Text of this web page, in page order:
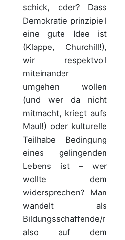
schick, oder? Dass
Demokratie prinzipiell
eine gute Idee ist
(Klappe, Churchill!),
wir respektvoll
miteinander
umgehen wollen
(und wer da nicht
mitmacht, kriegt aufs
Maul!) oder kulturelle
Teilhabe Bedingung
eines gelingenden
Lebens ist – wer
wollte dem
widersprechen? Man
wandelt als
Bildungsschaffende/r
also auf dem